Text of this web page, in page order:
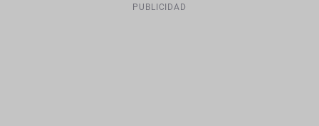
PUBLICIDAD